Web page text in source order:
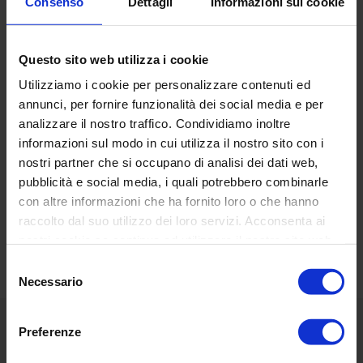
Questo sito web utilizza i cookie
Utilizziamo i cookie per personalizzare contenuti ed
annunci, per fornire funzionalità dei social media e per
analizzare il nostro traffico. Condividiamo inoltre
informazioni sul modo in cui utilizza il nostro sito con i
nostri partner che si occupano di analisi dei dati web,
pubblicità e social media, i quali potrebbero combinarle
con altre informazioni che ha fornito loro o che hanno
raccolto dal suo utilizzo dei loro servizi. Acconsenta ai
delNecessario
Preferenze
Base: policarbonato
Varilla: policarbonato
Lámpara : LED E14
RECENSIONI DEI CLIENTI
Basata su 20 reviews Scrivi una recensione
Menú